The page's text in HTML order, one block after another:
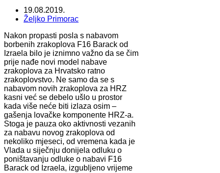
19.08.2019.
Željko Primorac
Nakon propasti posla s nabavom
borbenih zrakoplova F16 Barack od
Izraela bilo je iznimno važno da se čim
prije nađe novi model nabave
zrakoplova za Hrvatsko ratno
zrakoplovstvo. Ne samo da se s
nabavom novih zrakoplova za HRZ
kasni već se debelo ušlo u prostor
kada više neće biti izlaza osim –
gašenja lovačke komponente HRZ-a.
Stoga je pauza oko aktivnosti vezanih
za nabavu novog zrakoplova od
nekoliko mjeseci, od vremena kada je
Vlada u siječnju donijela odluku o
poništavanju odluke o nabavi F16
Barack od Izraela, izgubljeno vrijeme